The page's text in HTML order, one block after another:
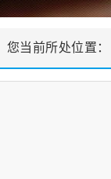
您当前所处位置